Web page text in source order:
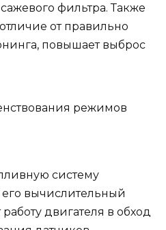
фильтра. Также
от правильно
повышает выброс
режимов
систему
вычислительный
двигателя в обход